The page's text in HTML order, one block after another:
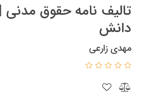
تالیف نامه حقوق
دانش
مهدی زارعی